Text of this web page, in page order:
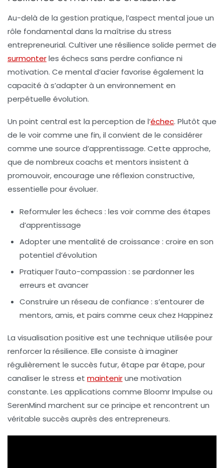
Au-delà de la gestion pratique, l’aspect mental joue un
rôle fondamental dans la maîtrise du stress
entrepreneurial. Cultiver une résilience solide permet de
surmonterles échecs sans perdre confiance ni
motivation. Ce mental d’acier favorise également la
capacité à s’adapter à un environnement en
perpétuelle évolution.
Un point central est la perception de l’échec. Plutôt que
de le voir comme une fin, il convient de le considérer
comme une source d’apprentissage. Cette approche,
que de nombreux coachs et mentors insistent à
promouvoir, encourage une réflexion constructive,
essentielle pour évoluer.
Reformuler les échecs : les voir comme des étapes
d’apprentissage
Adopter une mentalité de croissance : croire en son
potentiel d’évolution
Pratiquer l’auto-compassion : se pardonner les
erreurs et avancer
Construire un réseau de confiance : s’entourer de
mentors, amis, et pairs comme ceux chez Happinez
La visualisation positive est une technique utilisée pour
renforcer la résilience. Elle consiste à imaginer
régulièrement le succès futur, étape par étape, pour
canaliser le stress et maintenirune motivation
constante. Les applications comme Bloomr Impulse ou
SerenMind marchent sur ce principe et rencontrent un
véritable succès auprès des entrepreneurs.